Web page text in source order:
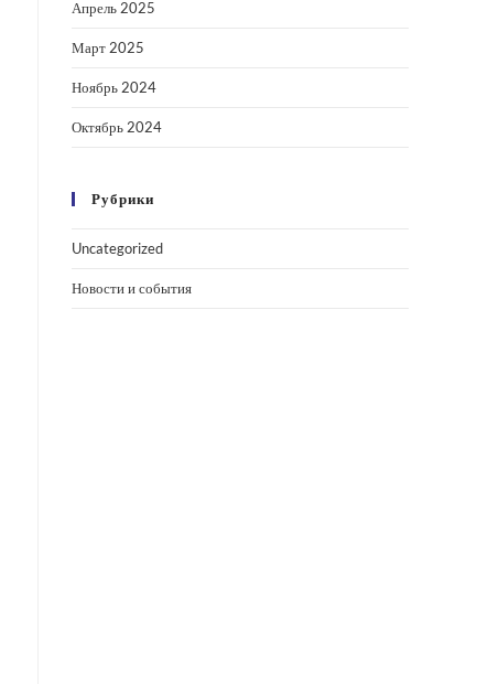
Апрель 2025
Март 2025
Ноябрь 2024
Октябрь 2024
Рубрики
Uncategorized
Новости и события